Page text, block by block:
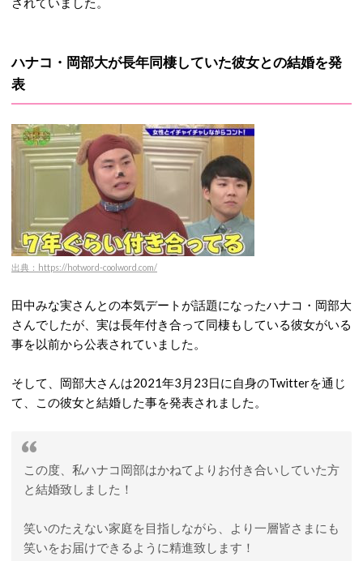
ハナコ・岡部大が長年同棲していた彼女との結婚を発
表
出典：https://hotword-coolword.com/
田中みな実さんとの本気デートが話題になったハナコ・岡部大
さんでしたが、実は長年付き合って同棲もしている彼女がいる
事を以前から公表されていました。
そして、岡部大さんは2021年3月23日に自身のTwitterを通じ
て、この彼女と結婚した事を発表されました。
この度、私ハナコ岡部はかねてよりお付き合いしていた方
と結婚致しました！
笑いのたえない家庭を目指しながら、より一層皆さまにも
笑いをお届けできるように精進致します！